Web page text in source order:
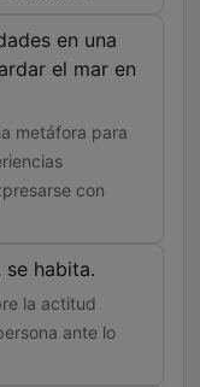
en una
el mar en
metáfora para
con
se habita.
la actitud
ante lo